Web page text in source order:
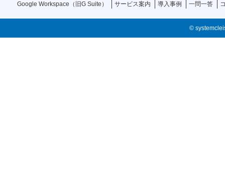
Google Workspace（旧G Suite） サービス案内 導入事例 一問一答
©